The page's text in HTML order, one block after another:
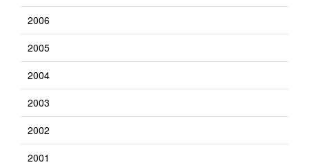
2006
2005
2004
2003
2002
2001